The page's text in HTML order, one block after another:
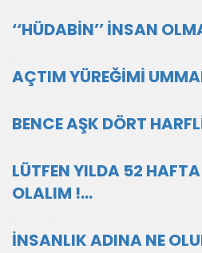
‘‘HÜDABİN’’ İNSAN
AÇTIM YÜREĞİMİ
BENCE AŞK DÖRT
LÜTFEN YILDA 52
OLALIM !…
İNSANLIK ADINA NE